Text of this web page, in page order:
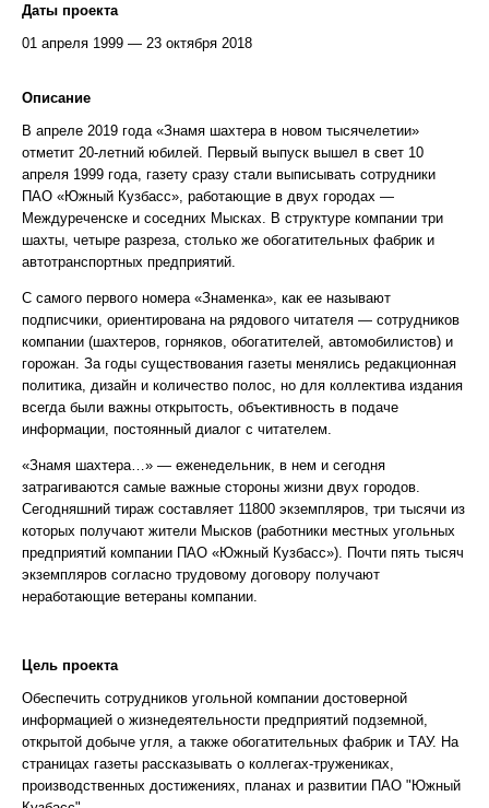
Даты проекта
01 апреля 1999 — 23 октября 2018
Описание
В апреле 2019 года «Знамя шахтера в новом тысячелетии»
отметит 20-летний юбилей. Первый выпуск вышел в свет 10
апреля 1999 года, газету сразу стали выписывать сотрудники
ПАО «Южный Кузбасс», работающие в двух городах —
Междуреченске и соседних Мысках. В структуре компании три
шахты, четыре разреза, столько же обогатительных фабрик и
автотранспортных предприятий.
С самого первого номера «Знаменка», как ее называют
подписчики, ориентирована на рядового читателя — сотрудников
компании (шахтеров, горняков, обогатителей, автомобилистов) и
горожан. За годы существования газеты менялись редакционная
политика, дизайн и количество полос, но для коллектива издания
всегда были важны открытость, объективность в подаче
информации, постоянный диалог с читателем.
«Знамя шахтера…» — еженедельник, в нем и сегодня
затрагиваются самые важные стороны жизни двух городов.
Сегодняшний тираж составляет 11800 экземпляров, три тысячи из
которых получают жители Мысков (работники местных угольных
предприятий компании ПАО «Южный Кузбасс»). Почти пять тысяч
экземпляров согласно трудовому договору получают
неработающие ветераны компании.
Цель проекта
Обеспечить сотрудников угольной компании достоверной
информацией о жизнедеятельности предприятий подземной,
открытой добыче угля, а также обогатительных фабрик и ТАУ. На
страницах газеты рассказывать о коллегах-тружениках,
производственных достижениях, планах и развитии ПАО "Южный